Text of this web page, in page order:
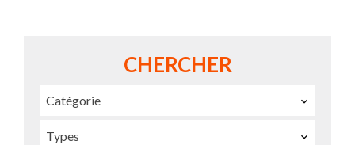
CHERCHER
Catégorie
Types